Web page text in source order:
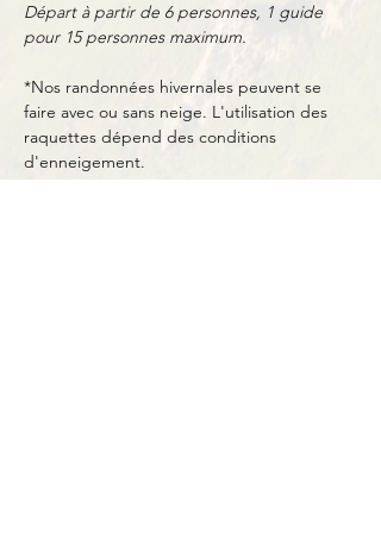
Départ à partir de 6 personnes, 1 guide
pour 15 personnes maximum.
*Nos randonnées hivernales peuvent se
faire avec ou sans neige. L'utilisation des
raquettes dépend des conditions
d'enneigement.